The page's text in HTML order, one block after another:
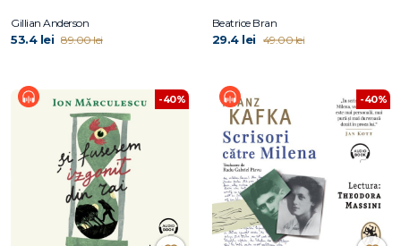
Gillian Anderson
53.4 lei 89.00 lei
Beatrice Bran
29.4 lei 49.00 lei
-40% -40%